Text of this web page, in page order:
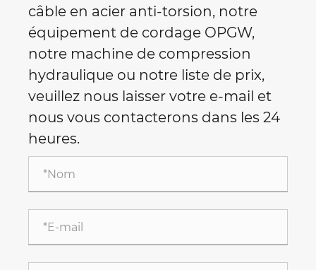
câble en acier anti-torsion, notre
équipement de cordage OPGW,
notre machine de compression
hydraulique ou notre liste de prix,
veuillez nous laisser votre e-mail et
nous vous contacterons dans les 24
heures.